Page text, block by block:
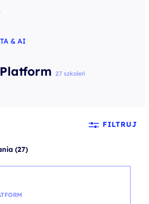
& AI
27 szkoleń
FILTRUJ
(27)